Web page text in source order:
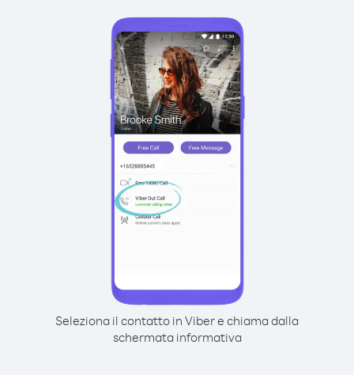
Seleziona il contatto in Viber e chiama dalla
schermata informativa